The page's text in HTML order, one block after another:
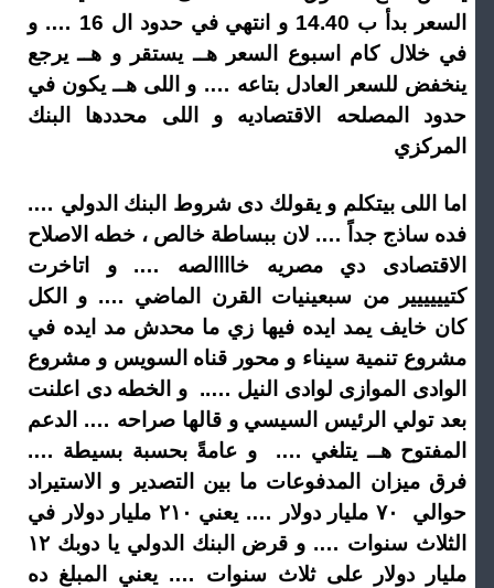
السعر بدأ ب 14.40 و انتهي في حدود ال 16 …. و
في خلال كام اسبوع السعر هــ يستقر و هــ يرجع
ينخفض للسعر العادل بتاعه …. و اللى هــ يكون في
حدود المصلحه الاقتصاديه و اللى محددها البنك
المركزي
اما اللى بيتكلم و يقولك دى شروط البنك الدولي ….
فده ساذج جداً …. لان ببساطة خالص ، خطه الاصلاح
الاقتصادى دي مصريه خاااالصه …. و اتاخرت
كتيييييير من سبعينيات القرن الماضي …. و الكل
كان خايف يمد ايده فيها زي ما محدش مد ايده في
مشروع تنمية سيناء و محور قناه السويس و مشروع
الوادى الموازى لوادى النيل ….. و الخطه دى اعلنت
بعد تولي الرئيس السيسي و قالها صراحه …. الدعم
المفتوح هــ يتلغي …. و عامةً بحسبة بسيطة ….
فرق ميزان المدفوعات ما بين التصدير و الاستيراد
حوالي ٧٠ مليار دولار …. يعني ٢١٠ مليار دولار في
الثلاث سنوات …. و قرض البنك الدولي يا دوبك ١٢
مليار دولار على ثلاث سنوات …. يعني المبلغ ده